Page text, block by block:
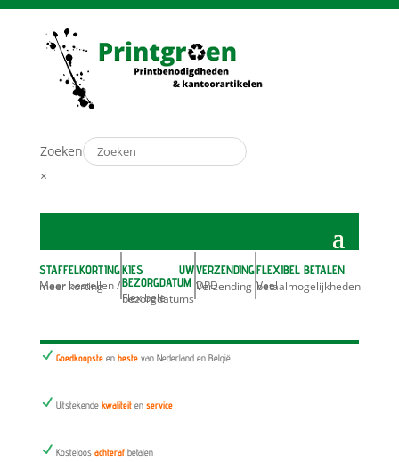
Zoeken
×
STAFFELKORTING
Meer bestellen / meer korting
KIES UW
BEZORGDATUM
Flexibele bezorgdatums
VERZENDING
DPD Verzending
FLEXIBEL BETALEN
Veel betaalmogelijkheden
N Goedkoopsteen bestevan Nederland en België
N Uitstekendekwaliteiten service
N Kosteloos achteraf betalen